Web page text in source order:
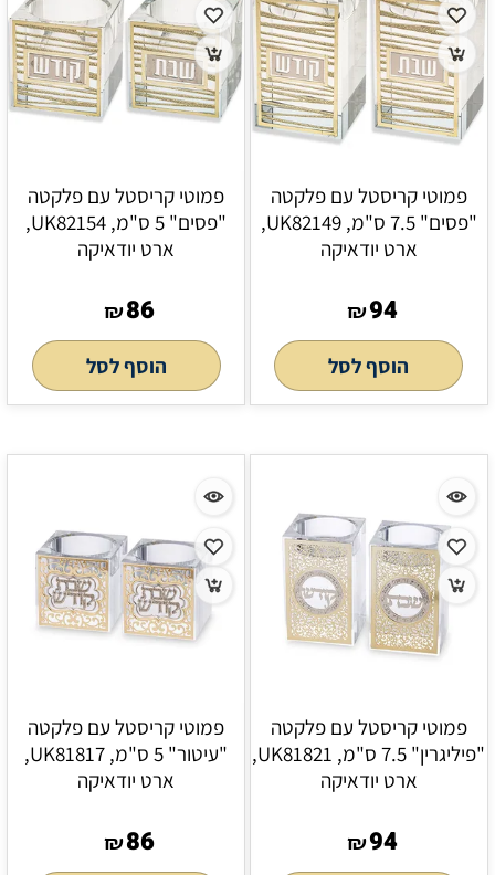
פמוטי קריסטל עם פלקטה
"פסים" 7.5 ס"מ, UK82149,
ארט יודאיקה
₪94
הוסף לסל
פמוטי קריסטל עם פלקטה
"פסים" 5 ס"מ, UK82154,
ארט יודאיקה
₪86
הוסף לסל
פמוטי קריסטל עם פלקטה
"פיליגרין" 7.5 ס"מ, UK81821,
ארט יודאיקה
₪94
פמוטי קריסטל עם פלקטה
"עיטור" 5 ס"מ, UK81817,
ארט יודאיקה
₪86